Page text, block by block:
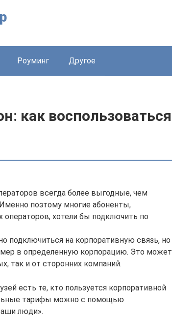
Роуминг Другое
как воспользоваться
всегда более выгодные, чем
поэтому многие абоненты,
хотели бы подключить по
подключиться на корпоративную связь, но
в определенную корпорацию. Это может
так и от сторонних компаний.
есть те, кто пользуется корпоративной
тарифы можно с помощью
люди».